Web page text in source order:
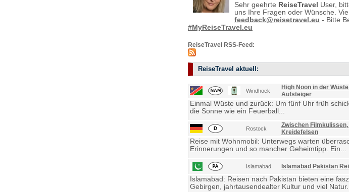
Sehr geehrte ReiseTravel User,
uns Ihre Fragen oder Wünsche.
feedback@reisetravel.eu - Bitte
#MyReiseTravel.eu
ReiseTravel RSS-Feed:
ReiseTravel aktuell:
Windhoek
High Noon in der
Aufsteiger
Einmal Wüste und zurück: Um fünf Uhr früh
die Sonne wie ein Feuerball...
Rostock
Zwischen
Kreidefelsen
Reise mit Wohnmobil: Unterwegs warten
Erinnerungen und so mancher Geheimtipp. Ein...
Islamabad Islamabad Pakistan
Islamabad: Reisen nach Pakistan bieten eine
Gebirgen, jahrtausendealter Kultur und viel